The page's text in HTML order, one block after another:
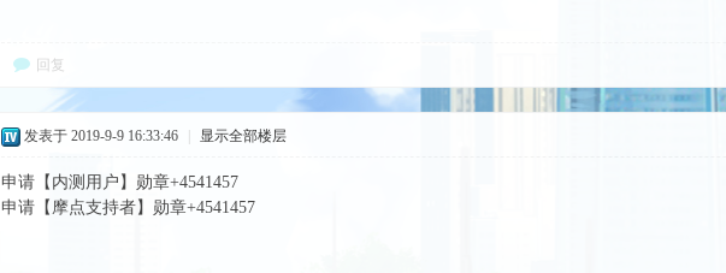
回复
发表于 2019-9-9 16:33:46 显示全部楼层
申请【内测用户】勋章+4541457
申请【摩点支持者】勋章+4541457